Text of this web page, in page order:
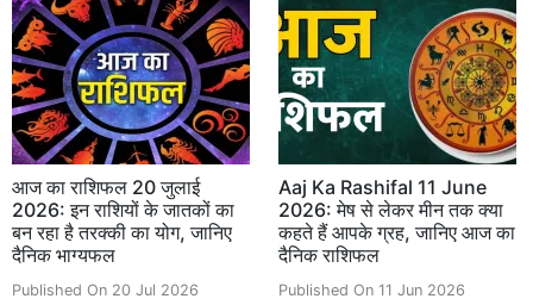
आज का राशिफल 20 जुलाई
2026: इन राशियों के जातकों का
बन रहा है तरक्की का योग, जानिए
दैनिक भाग्यफल
Published On 20 Jul 2026
Aaj Ka Rashifal 11 June
2026: मेष से लेकर मीन तक क्या
कहते हैं आपके ग्रह, जानिए आज का
दैनिक राशिफल
Published On 11 Jun 2026